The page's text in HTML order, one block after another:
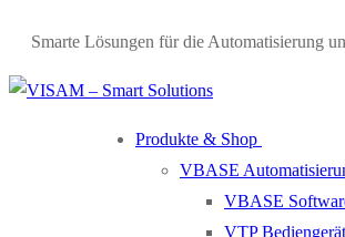
content
Smarte Lösungen für die Automatisierung
Produkte & Shop
VBASE
VBASE
VTP